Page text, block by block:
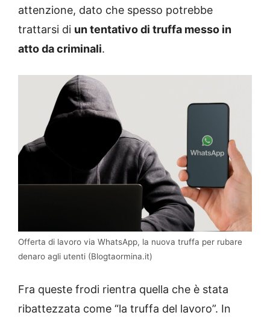
attenzione, dato che spesso potrebbe
trattarsi di un tentativo di truffa messo in
atto da criminali.
Offerta di lavoro via WhatsApp, la nuova truffa per rubare
denaro agli utenti (Blogtaormina.it)
Fra queste frodi rientra quella che è stata
ribattezzata come “la truffa del lavoro”. In